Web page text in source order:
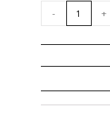
- +